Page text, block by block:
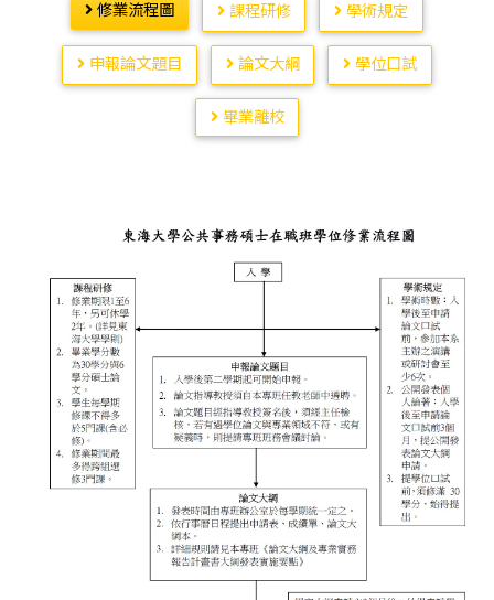
修業流程圖 課程研修 學術規定
申報論文題目 論文大綱 學位口試
畢業離校